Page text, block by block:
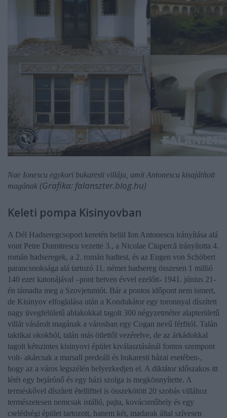
Nae Ionescu egykori bukaresti villája, amit Antonescu kisajátított
magának (Grafika: falanszter.blog.hu)
Keleti pompa Kisinyovban
A Dél Hadseregcsoport keretén belül Ion Antonescu irányítása alá
vont Petre Dumitrescu vezette 3., a Nicolae Ciupercă irányította 4.
román hadseregek, a 2. román hadtest, és az Eugen von Schöbert
parancsnoksága alá tartozó 11. német hadsereg összesen 1 millió
140 ezer katonájával –pont hetven évvel ezelőtt- 1941. június 21-
én támadta meg a Szovjetuniót. Bár a pontos időpont nem ismert,
de Kisinyov elfoglalása után a Kondukátor egy toronnyal díszített
nagy üvegfelületű ablakokkal tagolt 300 négyzetméter alapterületű
villát vásárolt magának a városban egy Cogan nevű férfitól. Talán
taktikai okokból, talán más ötlettől vezérelve, de az árkádokkal
tagolt kétszintes kisinyovi épület kiválasztásánál fontos szempont
volt- akárcsak a marsall predeáli és bukaresti házai esetében-,
hogy az a város legszélén helyezkedjen el. A diktátor időszakos itt
létét egy bejárónő és egy házi szolga is megkönnyítette. A
terméskővel díszített étellifttel is összekötött 20 szobás villához
természetesen nemcsak istálló, pajta, kovácsműhely és egy
cselédségi épület tartozott, hanem két, madarak által szívesen